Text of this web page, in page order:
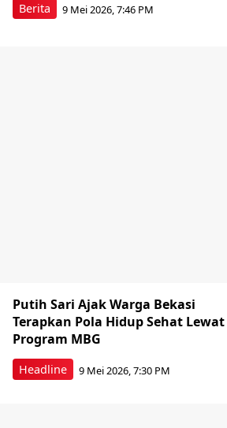
Berita 9 Mei 2026, 7:46 PM
Headline
Putih Sari Ajak Warga Bekasi
Terapkan Pola Hidup Sehat Lewat
Program MBG
9 Mei 2026, 7:30 PM